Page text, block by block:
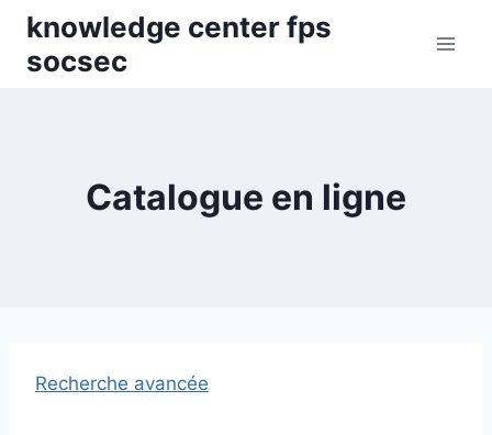
Skip
content
knowledge center fps
socsec
Catalogue en ligne
Recherche avancée